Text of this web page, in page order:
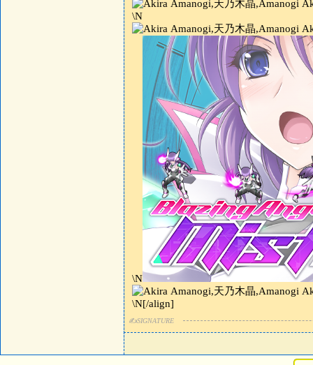
\N
\N
\N[/align]
✍SIGNATURE